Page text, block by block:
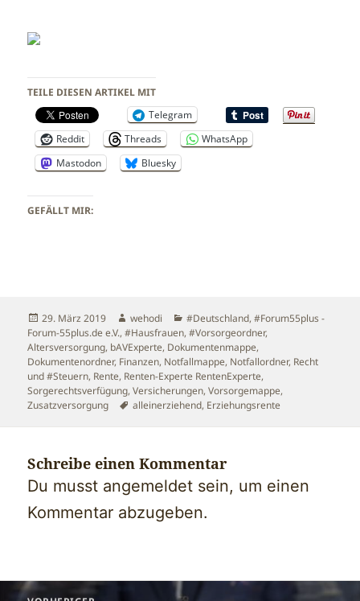
TEILE DIESEN ARTIKEL MIT
Telegram
Reddit
Threads
WhatsApp
Mastodon
Bluesky
GEFÄLLT MIR:
Veröffentlicht
am
29. März 2019 Autor
wehodi Kategorien
#Deutschland,#Forum55plus -
Forum-55plus.de e.V.,#Hausfrauen,#Vorsorgeordner,
Altersversorgung, bAVExperte, Dokumentenmappe,
Dokumentenordner, Finanzen, Notfallmappe, Notfallordner, Recht
und #Steuern, Rente, Renten-Experte RentenExperte,
Sorgerechtsverfügung,Versicherungen,Vorsorgemappe,
Zusatzversorgung
Schlagwörter
alleinerziehend, Erziehungsrente
Schreibe einen Kommentar
Du musst angemeldet sein, um einen
Kommentar abzugeben.
Beitragsnavigation